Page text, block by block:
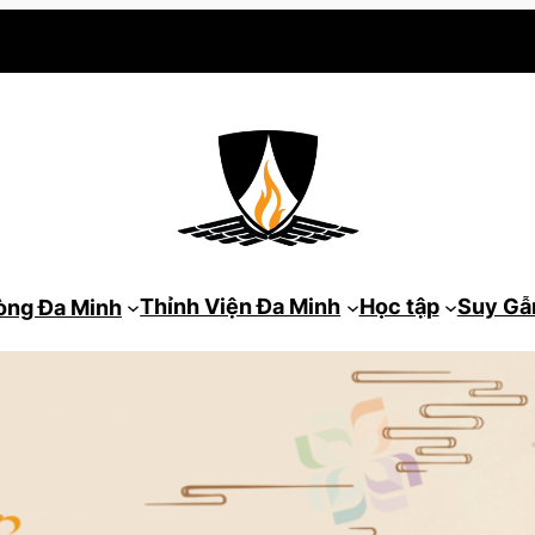
Đa Minh Thỉnh Viện Đa Minh Học tập Suy